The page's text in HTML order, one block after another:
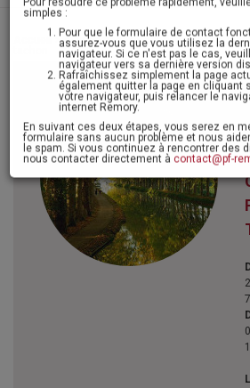
Accueil >Avis de décès - condoléances >
nous avons remarqué que certains d'entre
problèmes avec le formulaire de contact en
Pour résoudre ce problème rapidement,
simples :
Pour que le formulaire de contact
assurez-vous que vous utilisez la
navigateur. Si ce n'est pas le cas,
navigateur vers sa dernière version
Rafraîchissez simplement la page
également quitter la page en cliquant
votre navigateur, puis relancer le
internet Remory.
En suivant ces deux étapes, vous serez en
formulaire sans aucun problème et nous
le spam. Si vous continuez à rencontrer des
nous contacter directement àcontact@pf-